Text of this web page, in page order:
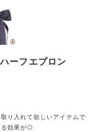
ーフエプロン
り入れて欲しいアイテムで
る効果が◎